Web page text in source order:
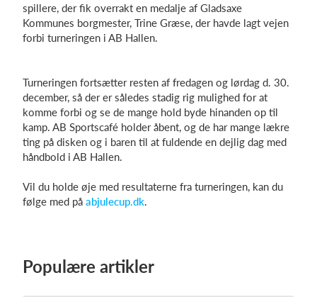
spillere, der fik overrakt en medalje af Gladsaxe
Kommunes borgmester, Trine Græse, der havde lagt vejen
forbi turneringen i AB Hallen.
Turneringen fortsætter resten af fredagen og lørdag d. 30.
december, så der er således stadig rig mulighed for at
komme forbi og se de mange hold byde hinanden op til
kamp. AB Sportscafé holder åbent, og de har mange lækre
ting på disken og i baren til at fuldende en dejlig dag med
håndbold i AB Hallen.
Vil du holde øje med resultaterne fra turneringen, kan du
følge med på abjulecup.dk.
Populære artikler